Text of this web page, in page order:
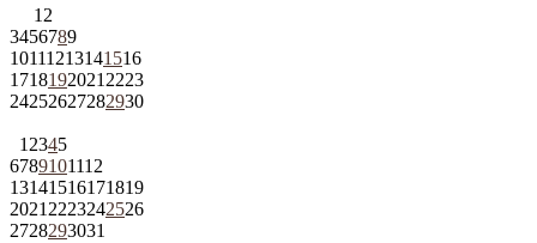
1 2
3456789
10111213141516
1718192021 2223
24252627282930
1 2345
6789101112
13141516171819
2021 2223242526
2728293031